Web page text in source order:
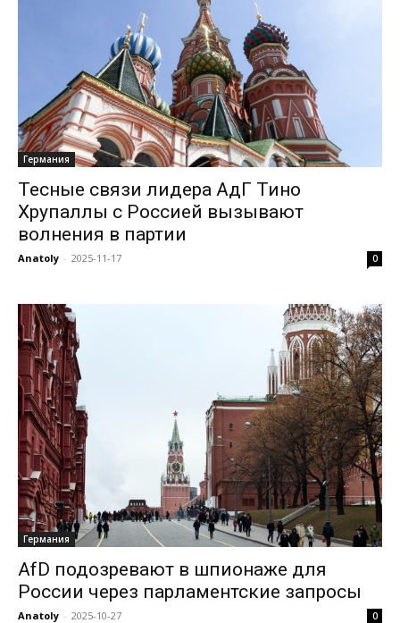
Германия
Тесные связи лидера АдГ Тино
Хрупаллы с Россией вызывают
волнения в партии
Anatoly - 2025-11-17 0
Германия
AfD подозревают в шпионаже для
России через парламентские запросы
Anatoly - 2025-10-27 0